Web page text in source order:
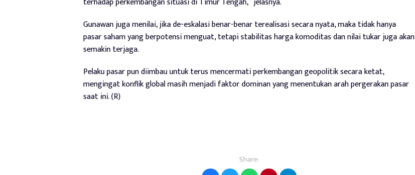
Gunawan juga menilai, jika de-eskalasi benar-benar terealisasi secara nyata, maka tidak hanya
pasar saham yang berpotensi menguat, tetapi stabilitas harga komoditas dan nilai tukar juga akan
semakin terjaga.
Pelaku pasar pun diimbau untuk terus mencermati perkembangan geopolitik secara ketat,
mengingat konflik global masih menjadi faktor dominan yang menentukan arah pergerakan pasar
saat ini. (R)
Share: